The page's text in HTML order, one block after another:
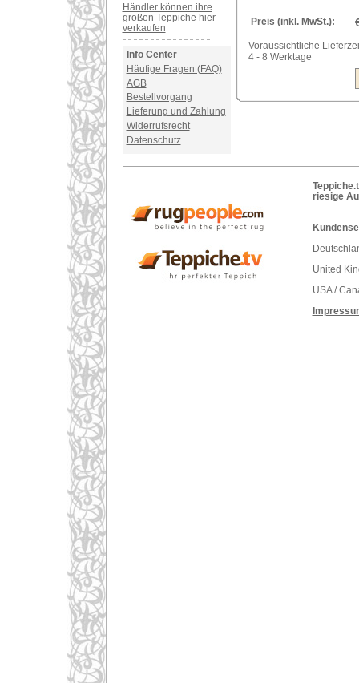
Händler können ihre
großen Teppiche hier
verkaufen
Info Center
Häufige Fragen (FAQ)
AGB
Bestellvorgang
Lieferung und Zahlung
Widerrufsrecht
Datenschutz
Preis (inkl. MwSt.):
Voraussichtliche
4 - 8 Werktage
riesige
United
USA /